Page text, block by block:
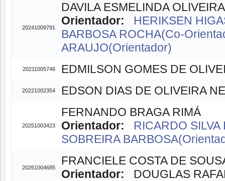
20241009791
DAVILA ESMELINDA
Orientador:
HERIKSEN
BARBOSA ROCHA(Co-
ARAUJO(Orientador)
20211005746 EDMILSON GOMES DE
20221002354 EDSON DIAS DE OLIVEIRA
20251003423
FERNANDO BRAGA RIMÁ
Orientador:
RICARDO
SOBREIRA
20261004685
FRANCIELE COSTA DE
Orientador: DOUGLAS